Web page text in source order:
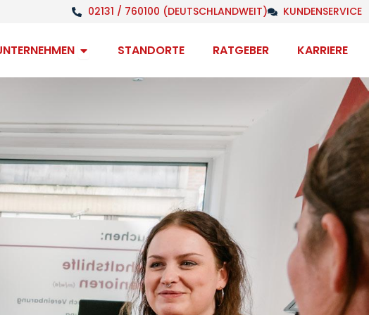
02131 / 760100 (DEUTSCHLANDWEIT) KUNDENSERVICE
Open Unternehmen
STANDORTE RATGEBER KARRIERE